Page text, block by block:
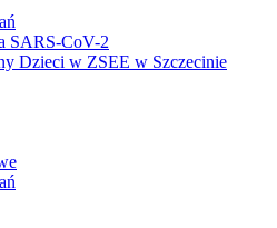
SARS-CoV-2
Dzieci w ZSEE w Szczecinie